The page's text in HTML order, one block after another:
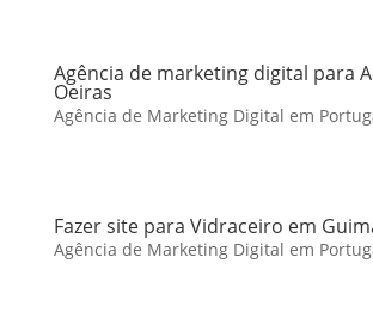
Agência de marketing digital para
Oeiras
Agência de Marketing Digital em
Fazer site para Vidraceiro em
Agência de Marketing Digital em